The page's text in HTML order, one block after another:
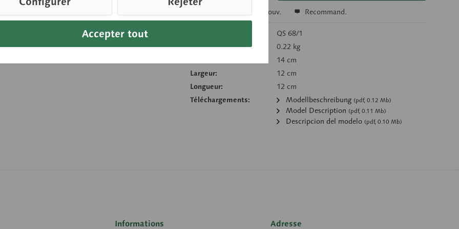
Se souv. Recommand.
QS 68/1
Poids (en kg):
0.22 kg
14 cm
Largeur:
12 cm
Longueur:
12 cm
Téléchargements:
Modellbeschreibung (pdf, 0.12 Mb)
Model Description (pdf, 0.11 Mb)
Descripcion del modelo (pdf, 0.10 Mb)
Informations Adresse
Accepter tout